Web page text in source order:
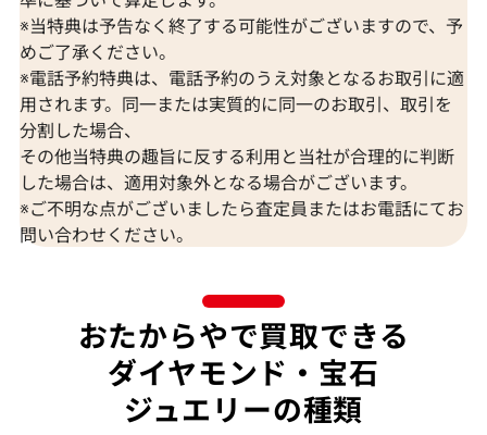
K18 ブルートパーズ・ダイヤモンド
65.57・0.26・0.06ct
参考買取価格
309,000円
2026年7月10日時点
K18 トルマリン
参考買取価格
297,000円
※当特典は予告なく終了する可能性がございますので、予
めご了承ください。
※電話予約特典は、電話予約のうえ対象となるお取引に適
用されます。同一または実質的に同一のお取引、取引を
分割した場合、
その他当特典の趣旨に反する利用と当社が合理的に判断
した場合は、適用対象外となる場合がございます。
※ご不明な点がございましたら査定員またはお電話にてお
問い合わせください。
おたからやで買取できる
ダイヤモンド・宝石
ジュエリーの種類